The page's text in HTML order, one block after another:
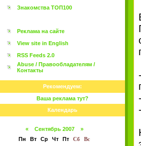
Знакомства ТОП100
Реклама на сайте
View site in English
RSS Feeds 2.0
Abuse / Правообладателям /
Контакты
Рекомендуем:
Ваша реклама тут?
Календарь
« Сентябрь 2007
»
Пн
Вт Ср Чт Пт Сб
Вс